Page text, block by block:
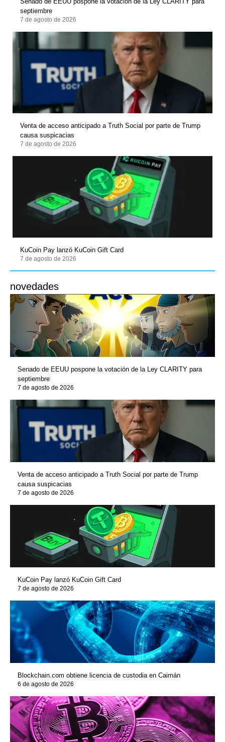
septiembre
7 de agosto de 2026
Venta de acceso anticipado a Truth Social por parte de Trump
causa suspicacias
7 de agosto de 2026
KuCoin Pay lanzó KuCoin Gift Card
7 de agosto de 2026
novedades
Senado de EEUU pospone la votación de la Ley CLARITY para
septiembre
7 de agosto de 2026
Venta de acceso anticipado a Truth Social por parte de Trump
causa suspicacias
7 de agosto de 2026
KuCoin Pay lanzó KuCoin Gift Card
7 de agosto de 2026
Blockchain.com obtiene licencia de custodia en Caimán
6 de agosto de 2026